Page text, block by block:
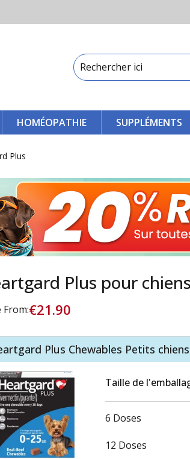
HOMÉOPATHIE SUPPLÉMENTS
Plus
Plus pour chiens
From:€21.90
Plus Chewables Petits
Taille de
6 Doses
12 Doses